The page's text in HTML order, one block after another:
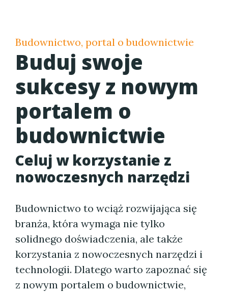
Budownictwo, portal o budownictwie
Buduj swoje
sukcesy z nowym
portalem o
budownictwie
Celuj w korzystanie z
nowoczesnych narzędzi
Budownictwo to wciąż rozwijająca się
branża, która wymaga nie tylko
solidnego doświadczenia, ale także
korzystania z nowoczesnych narzędzi i
technologii. Dlatego warto zapoznać się
z nowym portalem o budownictwie,